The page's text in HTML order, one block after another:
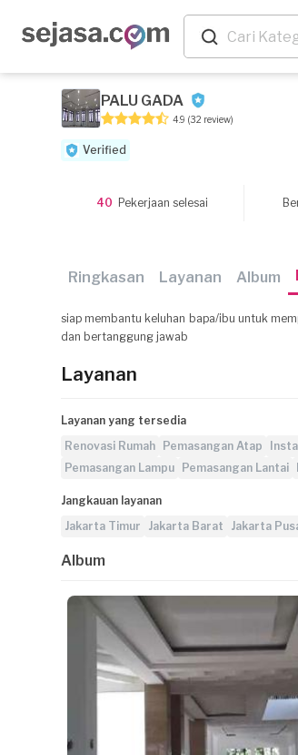
PALU GADA
4.9 (32 review)
Verified
40 Pekerjaan selesai
Ringkasan Layanan Album
siap membantu keluhan bapa/ibu untuk
dan bertanggung jawab
Layanan
Layanan yang tersedia
Renovasi Rumah
Pemasangan Atap
Pemasangan Lampu
Pemasangan Lantai
Jangkauan layanan
Jakarta Timur
Jakarta Barat Jakarta
Album